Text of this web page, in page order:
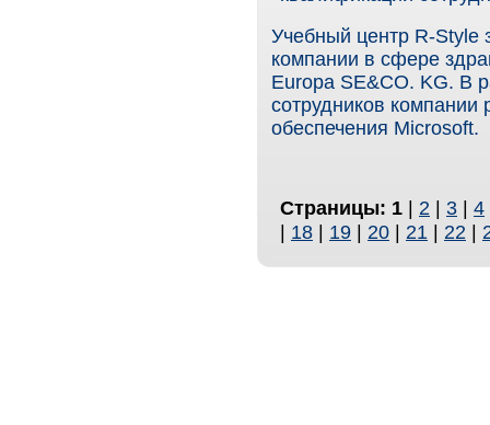
Учебный центр R-Style
компании в сфере
Europa SE&CO. KG. В
сотрудников компании
обеспечения Microsoft.
Страницы: 1 | 2 | 3 | 4
| 18 | 19 | 20 | 21 | 22 |